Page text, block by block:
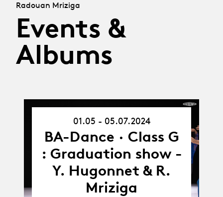
Radouan Mriziga
Events &
Albums
01.05.24
-
05.07.24
01.05 - 05.07.2024
BA-Dance · Class G
: Graduation show -
Y. Hugonnet & R.
Mriziga